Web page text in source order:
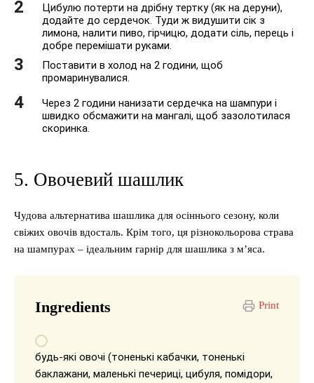
Цибулю потерти на дрібну тертку (як на деруни),
додайте до сердечок. Туди ж видушити сік з
лимона, налити пиво, гірчицю, додати сіль, перець і
добре перемішати руками.
Поставити в холод на 2 години, щоб
промаринувалися.
Через 2 години нанизати сердечка на шампури і
швидко обсмажити на мангалі, щоб зазолотилася
скоринка.
5. Овочевий шашлик
Чудова альтернатива шашлика для осіннього сезону, коли
свіжих овочів вдосталь. Крім того, ця різнокольорова страва
на шампурах – ідеальним гарнір для шашлика з м’яса.
Print
Ingredients
будь-які овочі (тоненькі кабачки, тоненькі
баклажани, маленькі печериці, цибуля, помідори,